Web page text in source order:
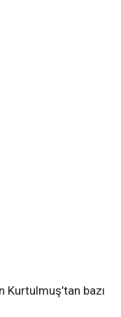
Kurtulmuş’tan bazı